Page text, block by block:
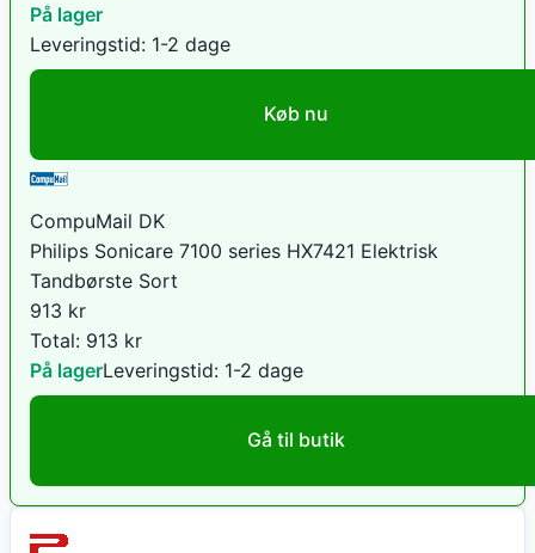
På lager
Leveringstid: 1-2 dage
Køb nu
CompuMail DK
Philips Sonicare 7100 series HX7421 Elektrisk
Tandbørste Sort
913 kr
Total: 913 kr
På lagerLeveringstid: 1-2 dage
Gå til butik